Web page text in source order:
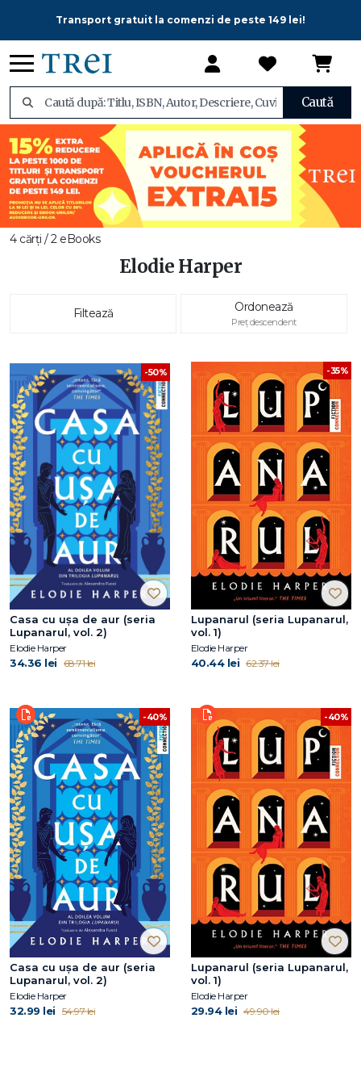
Transport gratuit la comenzi de peste 149 lei!
Caută
4 cărți / 2 eBooks
Elodie Harper
Filtează Ordonează
Preț descendent
-50%
Casa cu ușa de aur (seria
Lupanarul, vol. 2)
Elodie Harper
34.36 lei 68.71 lei
-35%
Lupanarul (seria Lupanarul,
vol. 1)
Elodie Harper
40.44 lei 62.37 lei
-40%
Casa cu ușa de aur (seria
Lupanarul, vol. 2)
Elodie Harper
32.99 lei 54.97 lei
-40%
Lupanarul (seria Lupanarul,
vol. 1)
Elodie Harper
29.94 lei 49.90 lei